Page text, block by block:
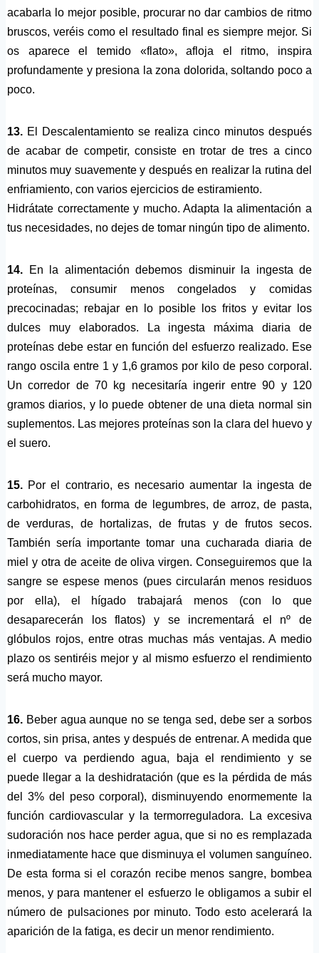
acabarla lo mejor posible, procurar no dar cambios de ritmo
bruscos, veréis como el resultado final es siempre mejor. Si
os aparece el temido «flato», afloja el ritmo, inspira
profundamente y presiona la zona dolorida, soltando poco a
poco.
13. El Descalentamiento se realiza cinco minutos después
de acabar de competir, consiste en trotar de tres a cinco
minutos muy suavemente y después en realizar la rutina del
enfriamiento, con varios ejercicios de estiramiento.
Hidrátate correctamente y mucho. Adapta la alimentación a
tus necesidades, no dejes de tomar ningún tipo de alimento.
14. En la alimentación debemos disminuir la ingesta de
proteínas, consumir menos congelados y comidas
precocinadas; rebajar en lo posible los fritos y evitar los
dulces muy elaborados. La ingesta máxima diaria de
proteínas debe estar en función del esfuerzo realizado. Ese
rango oscila entre 1 y 1,6 gramos por kilo de peso corporal.
Un corredor de 70 kg necesitaría ingerir entre 90 y 120
gramos diarios, y lo puede obtener de una dieta normal sin
suplementos. Las mejores proteínas son la clara del huevo y
el suero.
15. Por el contrario, es necesario aumentar la ingesta de
carbohidratos, en forma de legumbres, de arroz, de pasta,
de verduras, de hortalizas, de frutas y de frutos secos.
También sería importante tomar una cucharada diaria de
miel y otra de aceite de oliva virgen. Conseguiremos que la
sangre se espese menos (pues circularán menos residuos
por ella), el hígado trabajará menos (con lo que
desaparecerán los flatos) y se incrementará el nº de
glóbulos rojos, entre otras muchas más ventajas. A medio
plazo os sentiréis mejor y al mismo esfuerzo el rendimiento
será mucho mayor.
16. Beber agua aunque no se tenga sed, debe ser a sorbos
cortos, sin prisa, antes y después de entrenar. A medida que
el cuerpo va perdiendo agua, baja el rendimiento y se
puede llegar a la deshidratación (que es la pérdida de más
del 3% del peso corporal), disminuyendo enormemente la
función cardiovascular y la termorreguladora. La excesiva
sudoración nos hace perder agua, que si no es remplazada
inmediatamente hace que disminuya el volumen sanguíneo.
De esta forma si el corazón recibe menos sangre, bombea
menos, y para mantener el esfuerzo le obligamos a subir el
número de pulsaciones por minuto. Todo esto acelerará la
aparición de la fatiga, es decir un menor rendimiento.